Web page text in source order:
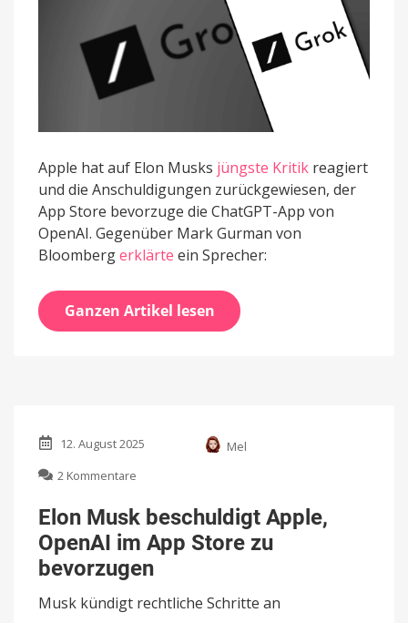
Apple hat auf Elon Musks jüngste Kritik reagiert
und die Anschuldigungen zurückgewiesen, der
App Store bevorzuge die ChatGPT-App von
OpenAI. Gegenüber Mark Gurman von
Bloombergerklärte ein Sprecher:
Ganzen Artikel lesen
12. August 2025
Mel
2 Kommentare
Musk
beschuldigt
Apple,
OpenAI
im
App
Store
Elon Musk beschuldigt Apple,
OpenAI im App Store zu
bevorzugen
Musk kündigt rechtliche Schritte an